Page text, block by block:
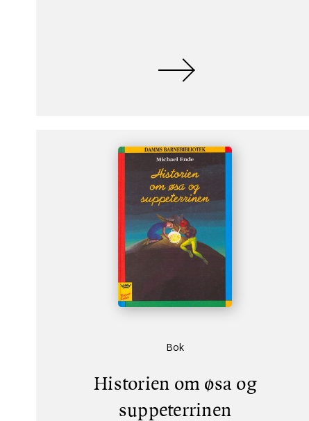
Bok
Historien om øsa og
suppeterrinen